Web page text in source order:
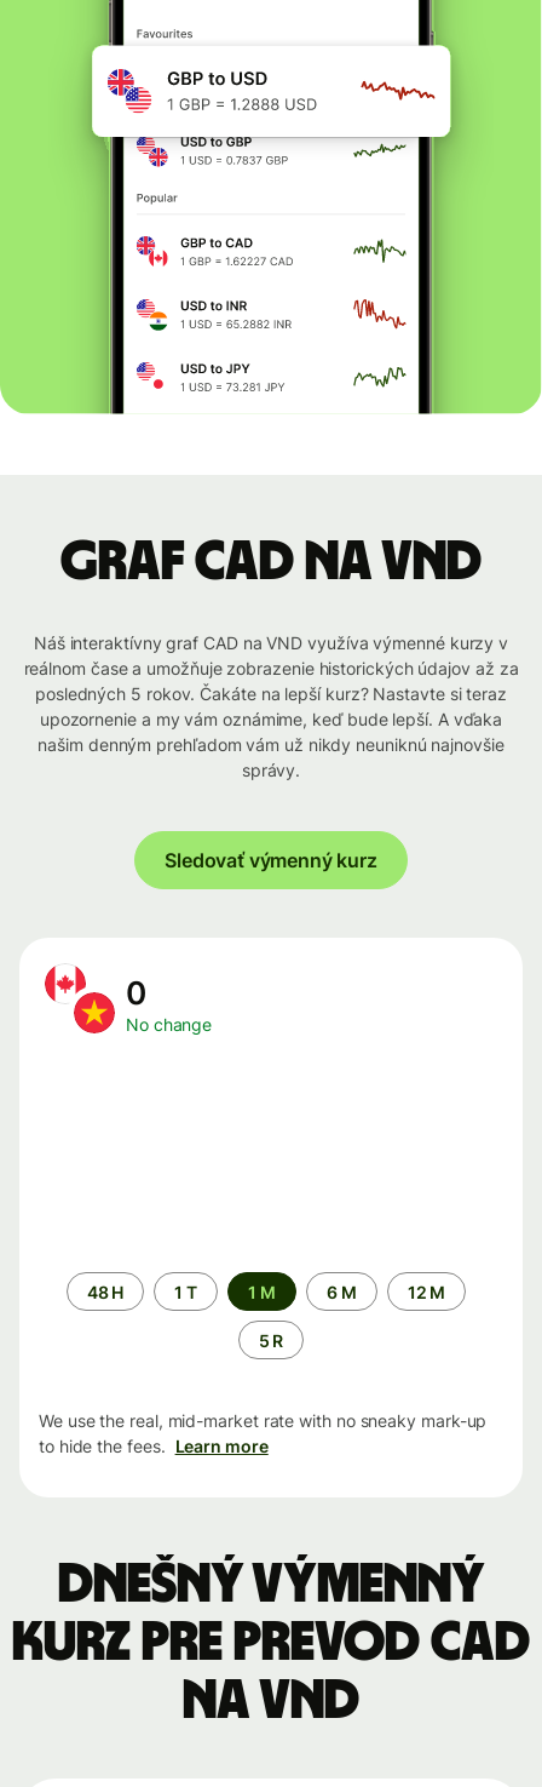
graf CAD na VND
Náš interaktívny graf CAD na VND využíva výmenné kurzy v
reálnom čase a umožňuje zobrazenie historických údajov až za
posledných 5 rokov. Čakáte na lepší kurz? Nastavte si teraz
upozornenie a my vám oznámime, keď bude lepší. A vďaka
našim denným prehľadom vám už nikdy neuniknú najnovšie
správy.
Sledovať výmenný kurz
0
No change
Time
period
48 H 1 T 1 M 6 M 12 M
5 R
We use the real, mid-market rate with no sneaky mark-up
to hide the fees. Learn more
Dnešný výmenný
kurz pre prevod CAD
na VND